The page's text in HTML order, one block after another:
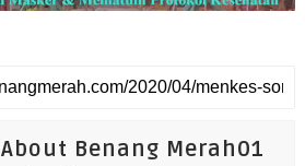
About Benang Merah01